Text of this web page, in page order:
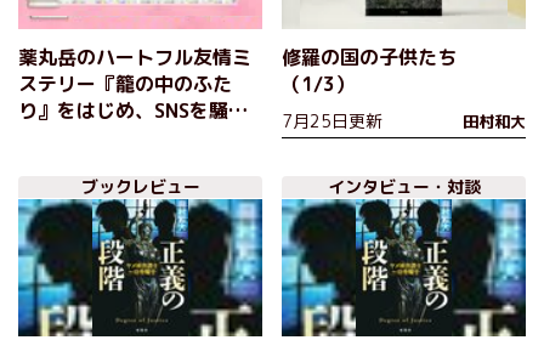
薬丸岳のハートフル友情ミ
ステリー『籠の中のふた
り』をはじめ、SNSを騒然
家が描く社会派小説など、
双葉社７月の新刊をご紹
介！
修羅の国の子供たち
（1/3）
7月25日更新 田村和大
ブックレビュー インタビュー・対談